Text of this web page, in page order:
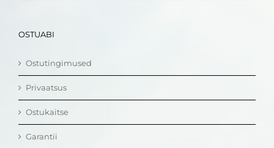
OSTUABI
Ostutingimused
Privaatsus
Ostukaitse
Garantii